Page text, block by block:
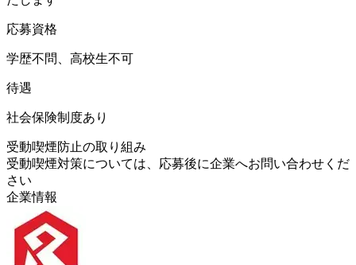
応募資格
学歴不問、高校生不可
待遇
社会保険制度あり
受動喫煙防止の取り組み
受動喫煙対策については、応募後に企業へお問い合わせくだ
さい
企業情報